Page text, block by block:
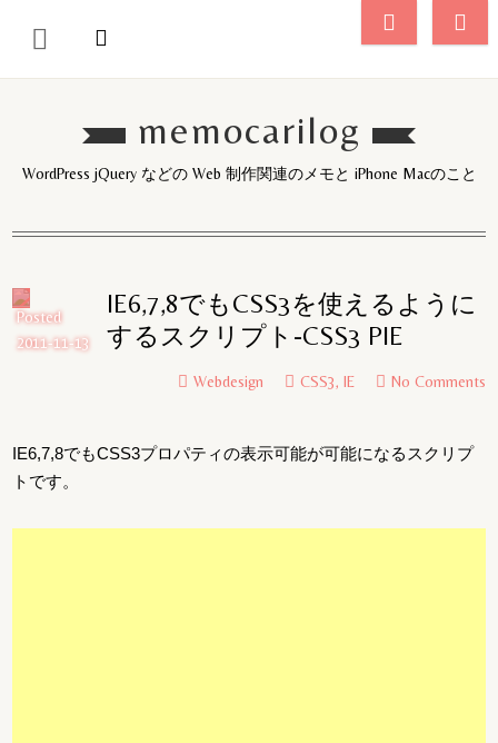
memocarilog
WordPress jQuery などの Web 制作関連のメモと iPhone Macのこと
IE6,7,8でもCSS3を使えるように
するスクリプト-CSS3 PIE
Webdesign CSS3, IE No Comments
Posted
2011-11-13
IE6,7,8でもCSS3プロパティの表示可能が可能になるスクリプ
トです。